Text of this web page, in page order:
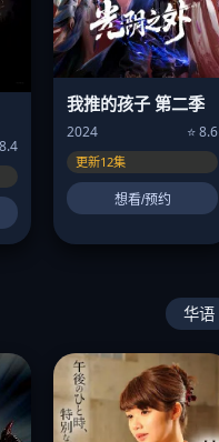
我推的孩子 第二季
2024 ⭐ 8.6
更新12集
想看/预约
华语